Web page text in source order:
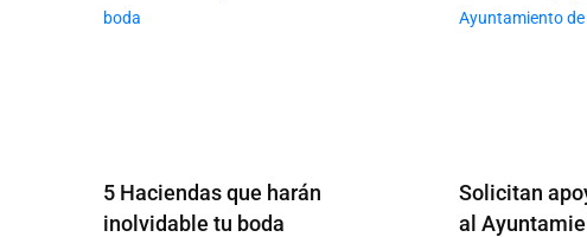
5 Haciendas que harán
inolvidable tu boda
Solicitan
al